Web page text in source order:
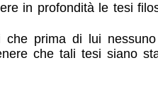
in profondità le tesi
che prima di lui
che tali tesi siano